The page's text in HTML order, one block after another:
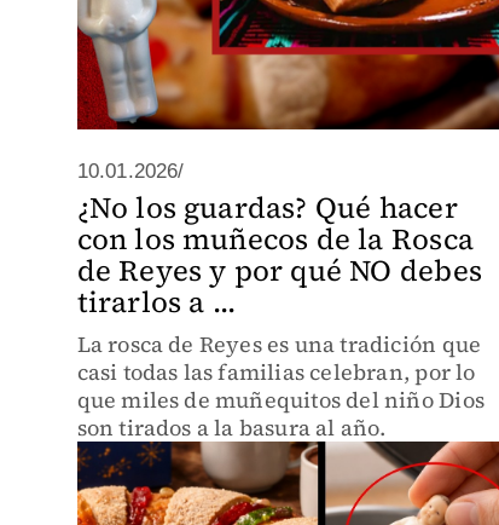
10.01.2026/
¿No los guardas? Qué hacer
con los muñecos de la Rosca
de Reyes y por qué NO debes
tirarlos a ...
La rosca de Reyes es una tradición que
casi todas las familias celebran, por lo
que miles de muñequitos del niño Dios
son tirados a la basura al año.